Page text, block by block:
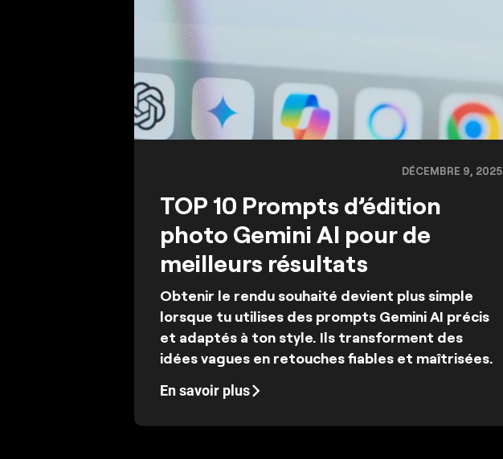
DÉCEMBRE 9, 2025
TOP 10 Prompts d’édition
photo Gemini AI pour de
meilleurs résultats
Obtenir le rendu souhaité devient plus simple
lorsque tu utilises des prompts Gemini AI précis
et adaptés à ton style. Ils transforment des
idées vagues en retouches fiables et maîtrisées.
En savoir plus